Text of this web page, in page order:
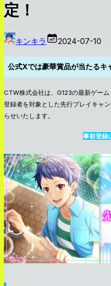
定！
キンキラ 2024-07-10
公式Xでは豪華賞品が当たるキ
CTW株式会社は、G123の最新ゲー
登録者を対象とした先行プレイキャ
らせいたします。
事前登録